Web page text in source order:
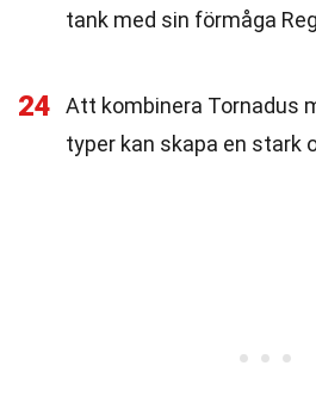
tank med sin förmåga
24
Att kombinera Tornadus
typer kan skapa en stark